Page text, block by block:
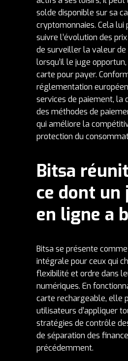
solde disponible sur sa
cryptomonnaies. Cela lui
suivre l’évolution des
de surveiller la valeur de
lorsqu’il le juge
carte pour payer.
réglementation
services de paiement, la
des méthodes de
qui améliore la
protection du
Bitsa
ce dont un
en ligne a
Bitsa se présente
intégrale pour ceux qui
flexibilité et ordre dans
numériques. En
carte rechargeable, elle
utilisateurs d’appliquer
stratégies de contrôle
de séparation des
précédemment.